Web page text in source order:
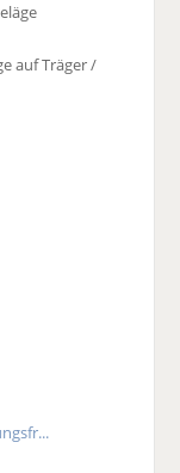
auf Träger /